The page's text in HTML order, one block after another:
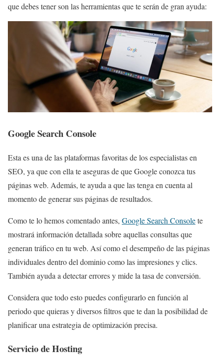
que debes tener son las herramientas que te serán de gran ayuda:
Google Search Console
Esta es una de las plataformas favoritas de los especialistas en
SEO, ya que con ella te aseguras de que Google conozca tus
páginas web. Además, te ayuda a que las tenga en cuenta al
momento de generar sus páginas de resultados.
Como te lo hemos comentado antes, Google Search Consolete
mostrará información detallada sobre aquellas consultas que
generan tráfico en tu web. Así como el desempeño de las páginas
individuales dentro del dominio como las impresiones y clics.
También ayuda a detectar errores y mide la tasa de conversión.
Considera que todo esto puedes configurarlo en función al
periodo que quieras y diversos filtros que te dan la posibilidad de
planificar una estrategia de optimización precisa.
Servicio de Hosting